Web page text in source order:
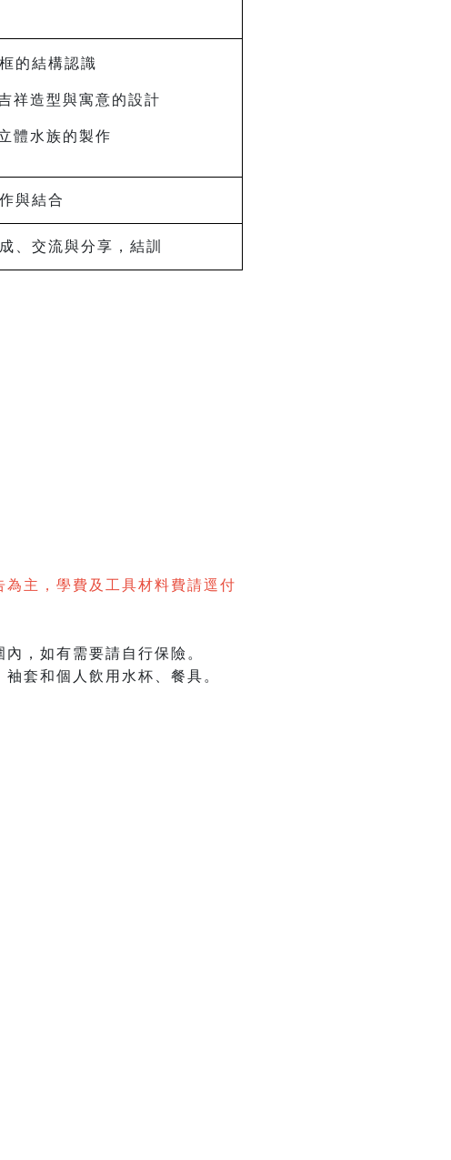
的結構認識
祥造型與寓意的設計
體水族的製作
與結合
、交流與分享，結訓
主，學費及工具材料費請逕付
，如有需要請自行保險。
套和個人飲用水杯、餐具。